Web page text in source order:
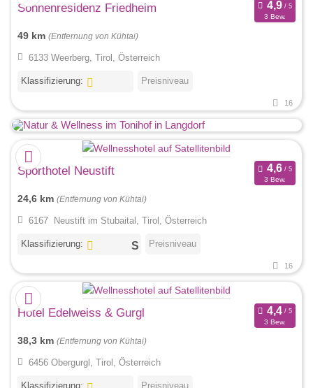
Sonnenresidenz Friedheim
3 Bew.
49 km (Entfernung von Kühtai)
6133 Weerberg, Tirol, Österreich
Klassifizierung: Preisniveau
16
Sporthotel Neustift
3 Bew.
24,6 km (Entfernung von Kühtai)
6167 Neustift im Stubaital, Tirol, Österreich
Klassifizierung: Preisniveau
16
Hotel Edelweiss & Gurgl
3 Bew.
38,3 km (Entfernung von Kühtai)
6456 Obergurgl, Tirol, Österreich
Klassifizierung: Preisniveau